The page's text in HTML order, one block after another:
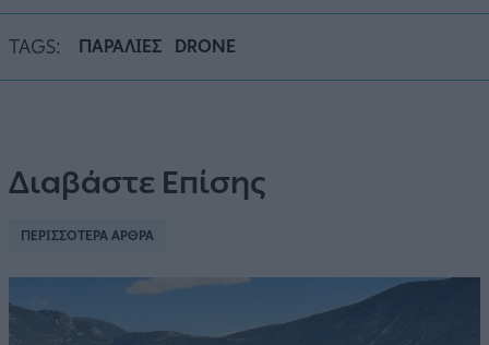
TAGS: ΠΑΡΑΛΙΕΣ DRONE
Διαβάστε Επίσης
ΠΕΡΙΣΣΟΤΕΡΑ ΑΡΘΡΑ